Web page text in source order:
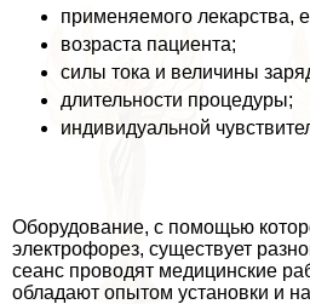
применяемого лекарства,
возраста пациента;
силы тока и величины
длительности процедуры;
индивидуальной
Оборудование, с помощью
электрофорез, существует
сеанс проводят медицинские
обладают опытом установки и